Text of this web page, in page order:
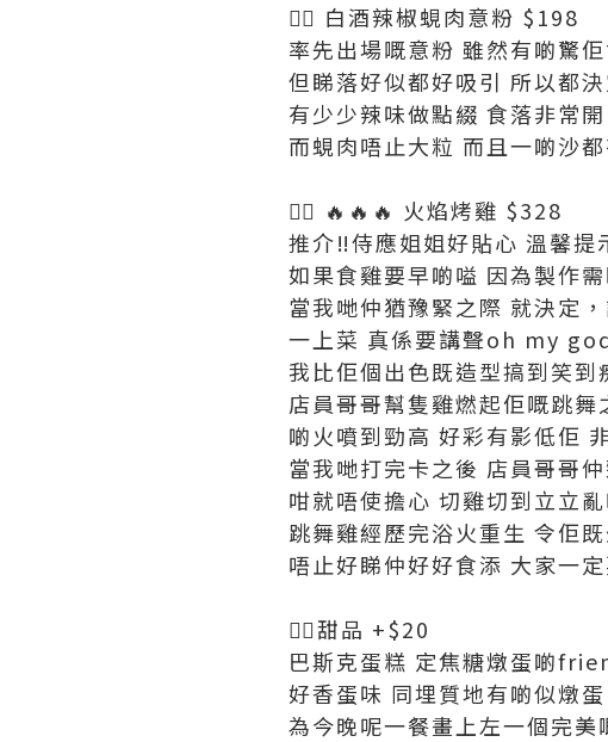
👉🏻 白酒辣椒蜆肉意粉 $198
率先出場嘅意粉 雖然有啲驚
但睇落好似都好吸引 所以都
有少少辣味做點綴 食落非常開
而蜆肉唔止大粒 而且一啲沙
👉🏻 🔥🔥🔥 火焰烤雞 $328
推介‼️侍應姐姐好貼心 溫馨提
如果食雞要早啲嗌 因為製作
當我哋仲猶豫緊之際 就決定
一上菜 真係要講聲oh my
我比佢個出色既造型搞到笑到
店員哥哥幫隻雞燃起佢嘅跳舞
啲火噴到勁高 好彩有影低佢
當我哋打完卡之後 店員哥哥
咁就唔使擔心 切雞切到立立
跳舞雞經歷完浴火重生 令佢
唔止好睇仲好好食添 大家一
👉🏻甜品 +$20
巴斯克蛋糕 定焦糖燉蛋啲
好香蛋味 同埋質地有啲似燉蛋
為今晚呢一餐畫上左一個完美